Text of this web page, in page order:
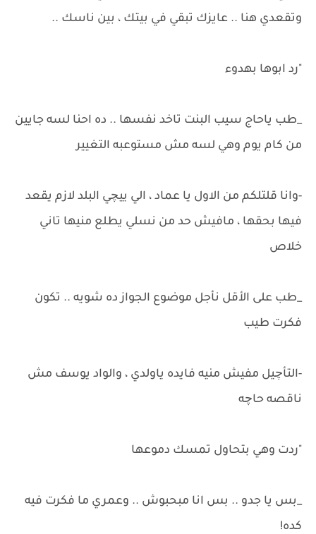
وتقعدي هنا .. عايزك تبقي في بيتك ، بين ناسك ..
"رد ابوها بهدوء
_طب ياحاج سيب البنت تاخد نفسها .. ده احنا لسه جايين
من كام يوم وهي لسه مش مستوعبه التغيير
-وانا قلتلكم من الاول يا عماد ، الي ييچي البلد لازم يقعد
فيها بحقها ، مافيش حد من نسلي يطلع منيها تاني
خلاص
_طب على الأقل نأجل موضوع الجواز ده شويه .. تكون
فكرت طيب
-التأچيل مفيش منيه فايده ياولدي ، والواد يوسف مش
ناقصه حاچه
"ردت وهي بتحاول تمسك دموعها
_بس يا جدو .. بس انا مبحبوش .. وعمري ما فكرت فيه
كده!